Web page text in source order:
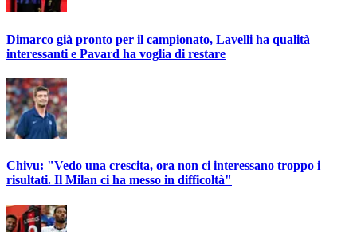
Dimarco già pronto per il campionato, Lavelli ha qualità
interessanti e Pavard ha voglia di restare
Chivu: "Vedo una crescita, ora non ci interessano troppo i
risultati. Il Milan ci ha messo in difficoltà"